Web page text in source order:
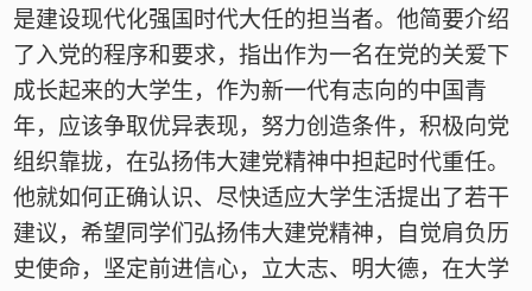
是建设现代化强国时代大任的担当者。他简要介绍
了入党的程序和要求，指出作为一名在党的关爱下
成长起来的大学生，作为新一代有志向的中国青
年，应该争取优异表现，努力创造条件，积极向党
组织靠拢，在弘扬伟大建党精神中担起时代重任。
他就如何正确认识、尽快适应大学生活提出了若干
建议，希望同学们弘扬伟大建党精神，自觉肩负历
史使命，坚定前进信心，立大志、明大德，在大学